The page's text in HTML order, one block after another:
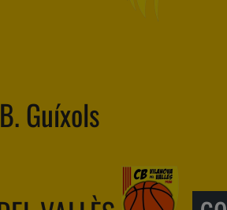
Guíxols